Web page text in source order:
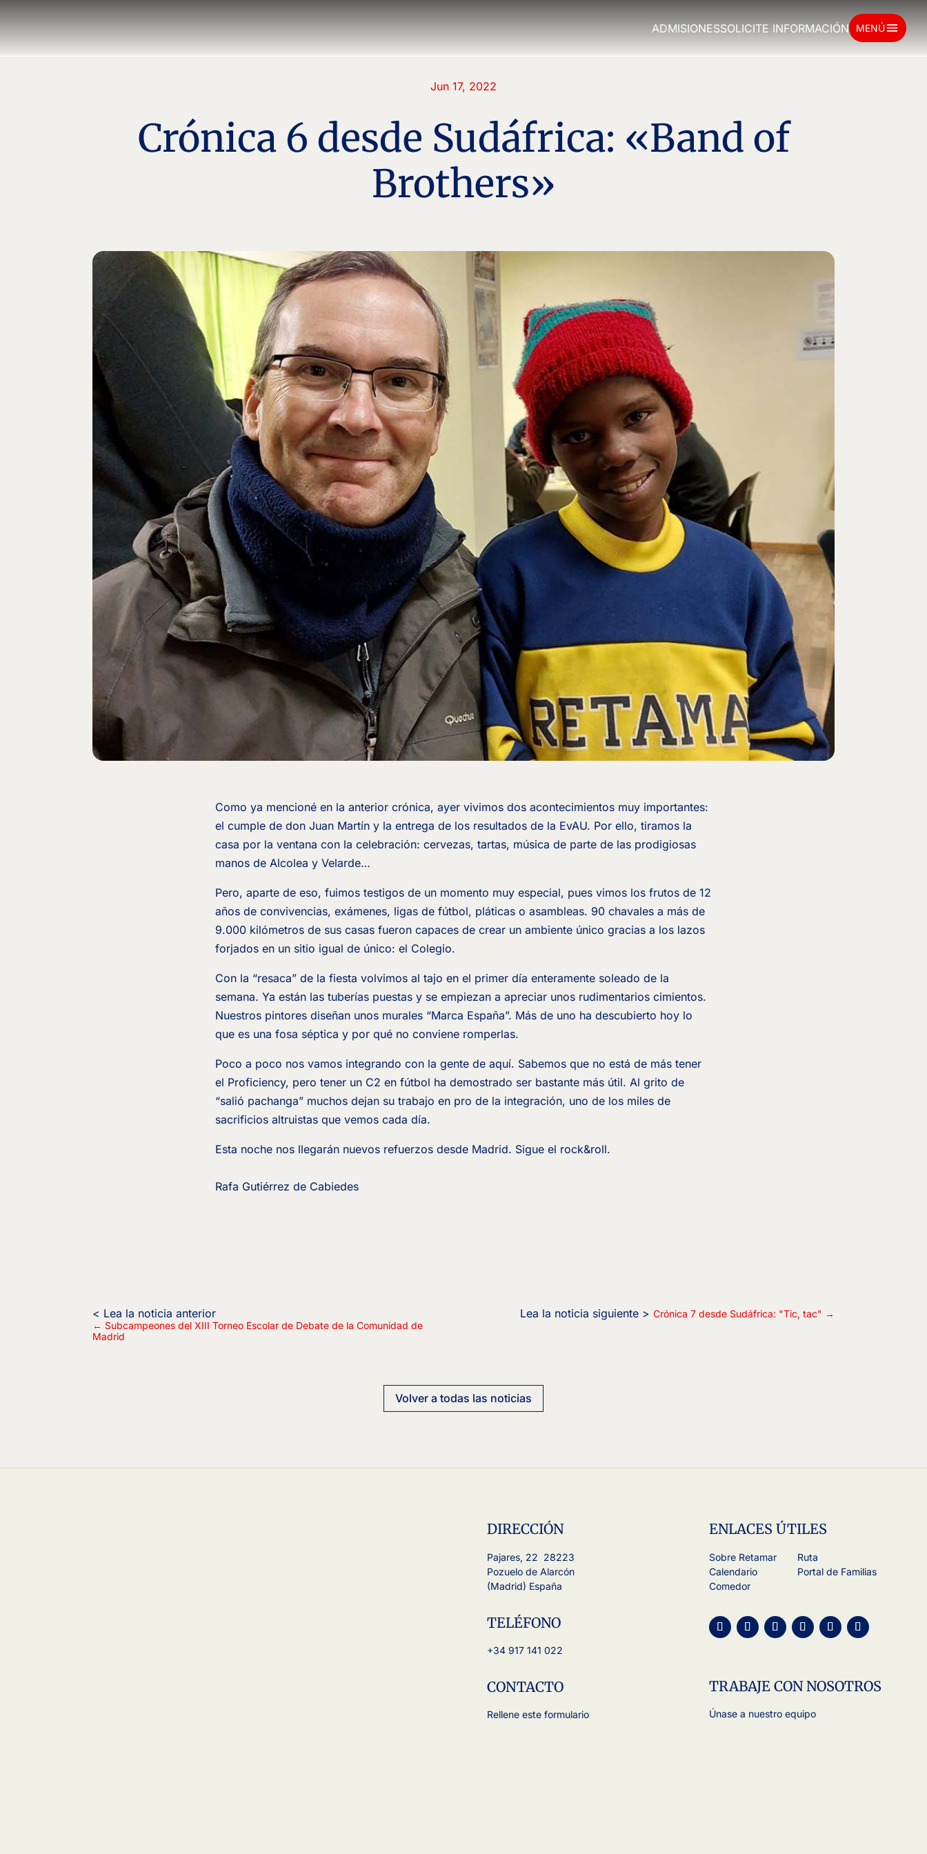
ADMISIONESSOLICITE INFORMACIÓN MENÚmenu
Jun 17, 2022
Crónica 6 desde Sudáfrica: «Band of
Brothers»
Como ya mencioné en la anterior crónica, ayer vivimos dos acontecimientos muy importantes:
el cumple de don Juan Martín y la entrega de los resultados de la EvAU. Por ello, tiramos la
casa por la ventana con la celebración: cervezas, tartas, música de parte de las prodigiosas
manos de Alcolea y Velarde…
Pero, aparte de eso, fuimos testigos de un momento muy especial, pues vimos los frutos de 12
años de convivencias, exámenes, ligas de fútbol, pláticas o asambleas. 90 chavales a más de
9.000 kilómetros de sus casas fueron capaces de crear un ambiente único gracias a los lazos
forjados en un sitio igual de único: el Colegio.
Con la “resaca” de la fiesta volvimos al tajo en el primer día enteramente soleado de la
semana. Ya están las tuberías puestas y se empiezan a apreciar unos rudimentarios cimientos.
Nuestros pintores diseñan unos murales “Marca España”. Más de uno ha descubierto hoy lo
que es una fosa séptica y por qué no conviene romperlas.
Poco a poco nos vamos integrando con la gente de aquí. Sabemos que no está de más tener
el Proficiency, pero tener un C2 en fútbol ha demostrado ser bastante más útil. Al grito de
“salió pachanga” muchos dejan su trabajo en pro de la integración, uno de los miles de
sacrificios altruistas que vemos cada día.
Esta noche nos llegarán nuevos refuerzos desde Madrid. Sigue el rock&roll.
Rafa Gutiérrez de Cabiedes
← Subcampeones del XIII Torneo Escolar de Debate de la Comunidad de
Madrid
Crónica 7 desde Sudáfrica: "Tic, tac" →
Volver a todas las noticias
DIRECCIÓN
Pajares, 22 28223
Pozuelo de Alarcón
(Madrid) España
TELÉFONO
+34 917 141 022
CONTACTO
Rellene este formulario
ENLACES ÚTILES
Sobre Retamar
Calendario
Comedor
Ruta
Portal de Familias
TRABAJE CON NOSOTROS
Únase a nuestro equipo